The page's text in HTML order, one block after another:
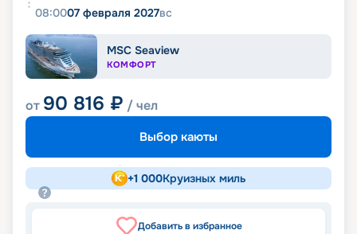
08:0007 февраля 2027вс
MSC Seaview
КОМФОРТ
от 90 816 ₽ / чел
Выбор каюты
+1 000Круизных миль
Добавить в избранное